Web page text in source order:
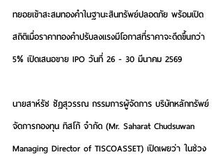
ทยอยเข้าสะสมทองคำในฐานะสินทรัพย์ปลอดภัย พร้อมเปิด
สถิติเมื่อราคาทองคำปรับลงแรงมีโอกาสที่ราคาจะดีดขึ้นกว่า
5% เปิดเสนอขาย IPO วันที่ 26 - 30 มีนาคม 2569
นายสาห์รัช ชัฏสุวรรณ กรรมการผู้จัดการ บริษัทหลักทรัพย์
จัดการกองทุน ทิสโก้ จำกัด (Mr. Saharat Chudsuwan
Managing Director of TISCOASSET) เปิดเผยว่า ในช่วง